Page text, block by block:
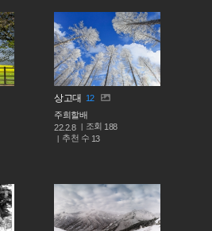
상고대
12
주희할배
22.2.8
조회 188
추천 수 13